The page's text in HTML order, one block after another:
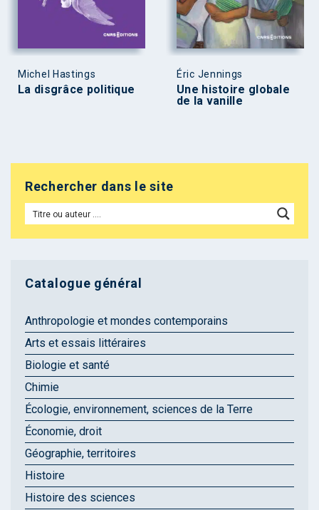
Michel Hastings
La disgrâce politique
Éric Jennings
Une histoire globale
de la vanille
Rechercher dans le site
Catalogue général
Anthropologie et mondes contemporains
Arts et essais littéraires
Biologie et santé
Chimie
Écologie, environnement, sciences de la Terre
Économie, droit
Géographie, territoires
Histoire
Histoire des sciences